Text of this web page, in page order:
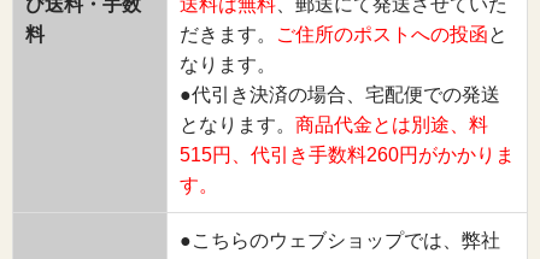
び送料・手数
料
送料は無料 、郵送にて発送させていた
だきます。
ご住所のポストへの投函と
なります。
●代引き決済の場合、宅配便での発送
となります。 商品代金とは別途、料
515円、代引き手数料260円がかかりま
す。
●こちらのウェブショップでは、弊社